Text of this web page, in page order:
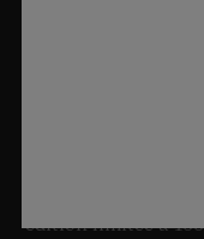
BIG BANG
8 juillet 2026,
édition limitée à